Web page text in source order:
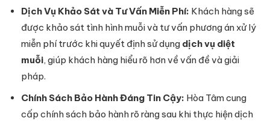
Dịch Vụ Khảo Sát và Tư Vấn Miễn Phí: Khách hàng sẽ
được khảo sát tình hình muỗi và tư vấn phương án xử lý
miễn phí trước khi quyết định sử dụng dịch vụ diệt
muỗi, giúp khách hàng hiểu rõ hơn về vấn đề và giải
pháp.
Chính Sách Bảo Hành Đáng Tin Cậy: Hòa Tâm cung
cấp chính sách bảo hành rõ ràng sau khi thực hiện dịch